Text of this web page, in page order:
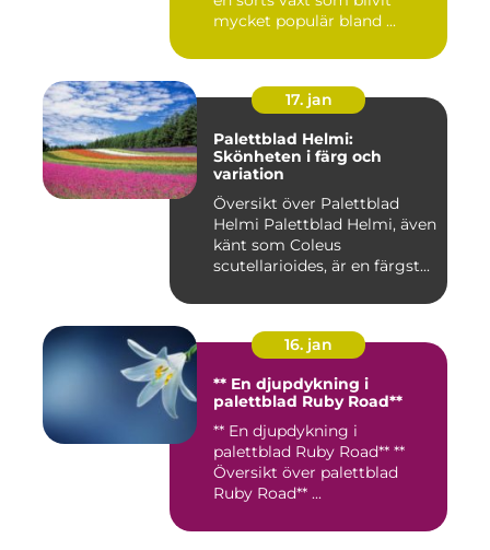
mycket populär bland ...
17. jan
Palettblad Helmi:
Skönheten i färg och
variation
Översikt över Palettblad
Helmi Palettblad Helmi, även
känt som Coleus
scutellarioides, är en färgst...
16. jan
** En djupdykning i
palettblad Ruby Road**
** En djupdykning i
palettblad Ruby Road** **
Översikt över palettblad
Ruby Road** ...